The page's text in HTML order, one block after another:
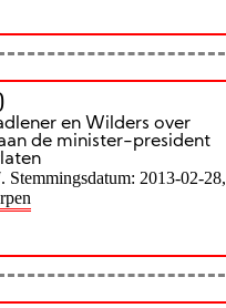
en Wilders over
de minister-president
Stemmingsdatum: 2013-02-28,